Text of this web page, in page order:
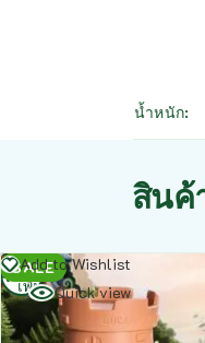
น้ำหนัก
สินค้
SALE
Add to Wishlist
Quick view
อ่าน
เพิ่ม